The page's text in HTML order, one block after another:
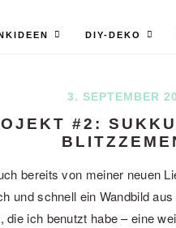
DIY-DEKO
3. SEPTEMBER
#2:
bereits von meiner neuen
und schnell ein Wandbild
die ich benutzt habe – eine